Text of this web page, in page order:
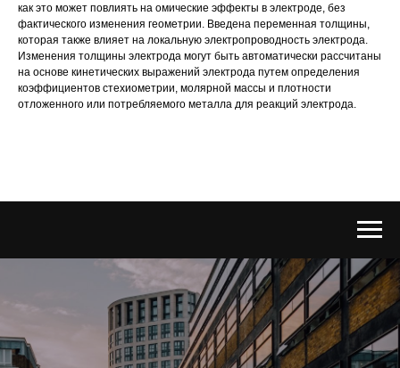
как это может повлиять на омические эффекты в электроде, без
фактического изменения геометрии. Введена переменная толщины,
которая также влияет на локальную электропроводность электрода.
Изменения толщины электрода могут быть автоматически рассчитаны
на основе кинетических выражений электрода путем определения
коэффициентов стехиометрии, молярной массы и плотности
отложенного или потребляемого металла для реакций электрода.